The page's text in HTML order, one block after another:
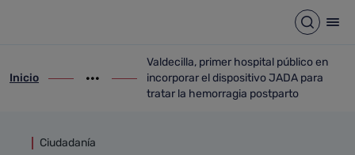
Abrir
ir-a inicio
Inicio
Mostrar opciones del camino de migas
ir-a Valdecilla, primer hospital público
Valdecilla, primer hospital público en
incorporar el dispositivo JADA para
tratar la hemorragia postparto
Ciudadanía